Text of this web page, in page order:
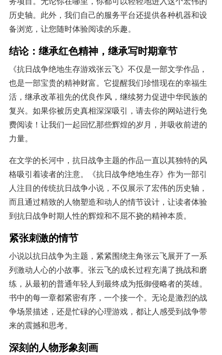
历史轴。此外，我们自己的服务平台还提供各种机器和设
备浏览，让您随时体验阅读的乐趣。
结论：继承红色精神，继承写时期章节
《抗日战争绝地生存游戏张云飞》不仅是一部文学作品，
也是一部宝贵的精神财富。它提醒我们珍惜现在的幸福生
活，继承改革祖先的优良作风，继续努力促进中华民族的
复兴。如果你被历史真相深深吸引，请去你的网站进行免
费阅读！让我们一起回忆那些辉煌的岁月，并吸收前进的
力量。
在文学的长河中，抗日战争主题的作品一直以其独特的风
格吸引着读者的注意。《抗日战争绝地生存》作为一部引
人注目的传统抗日战争小说，不仅展示了宏伟的历史轴，
而且通过精致的人物塑造和动人的情节设计，让读者体验
到抗日战争时期人性的辉煌和不屈不挠的精神本质。
紧张刺激的情节
小说以抗日战争为主题，紧紧围绕主角张云飞展开了一系
列激动人心的小故事。张云飞的成长过程充满了挑战和磨
练，从最初的普通年轻人到最终成为抵御侵略者的英雄。
书中的每一章都紧密有序，一个接一个。无论是激烈的战
争场景描述，还是忙碌的心理游戏，都让人感受到战争带
来的震撼和思考。
深刻的人物形象刻画